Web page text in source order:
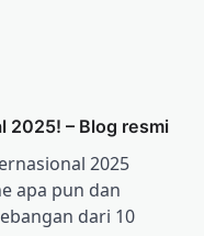
2025! – Blog resmi
2025
apa pun dan
dari 10